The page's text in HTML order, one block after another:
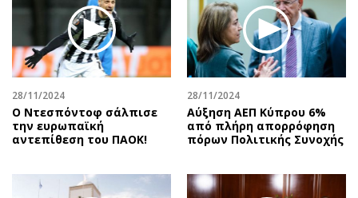
28/11/2024
Ο Ντεσπόντοφ σάλπισε
την ευρωπαϊκή
αντεπίθεση του ΠΑΟΚ!
28/11/2024
Αύξηση ΑΕΠ Κύπρου 6%
από πλήρη απορρόφηση
πόρων Πολιτικής Συνοχής